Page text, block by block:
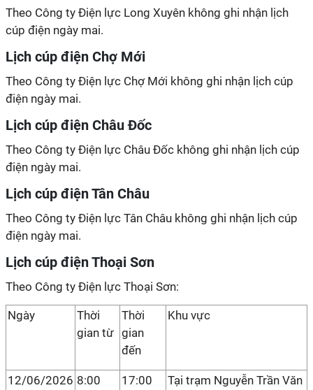
Theo Công ty Điện lực Long Xuyên không ghi nhận lịch
cúp điện ngày mai.
Lịch cúp điện Chợ Mới
Theo Công ty Điện lực Chợ Mới không ghi nhận lịch cúp
điện ngày mai.
Lịch cúp điện Châu Đốc
Theo Công ty Điện lực Châu Đốc không ghi nhận lịch cúp
điện ngày mai.
Lịch cúp điện Tân Châu
Theo Công ty Điện lực Tân Châu không ghi nhận lịch cúp
điện ngày mai.
Lịch cúp điện Thoại Sơn
Theo Công ty Điện lực Thoại Sơn:
Ngày
Thời
gian từ
Thời
gian
đến
Khu vực
12/06/2026 8:00 17:00
Tại trạm Nguyễn Trần Văn